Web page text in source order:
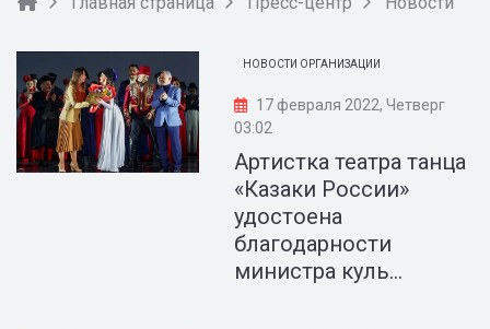
НОВОСТИ ОРГАНИЗАЦИИ
17 февраля 2022, Четверг
03:02
Артистка театра танца
«Казаки России»
удостоена
благодарности
министра куль...